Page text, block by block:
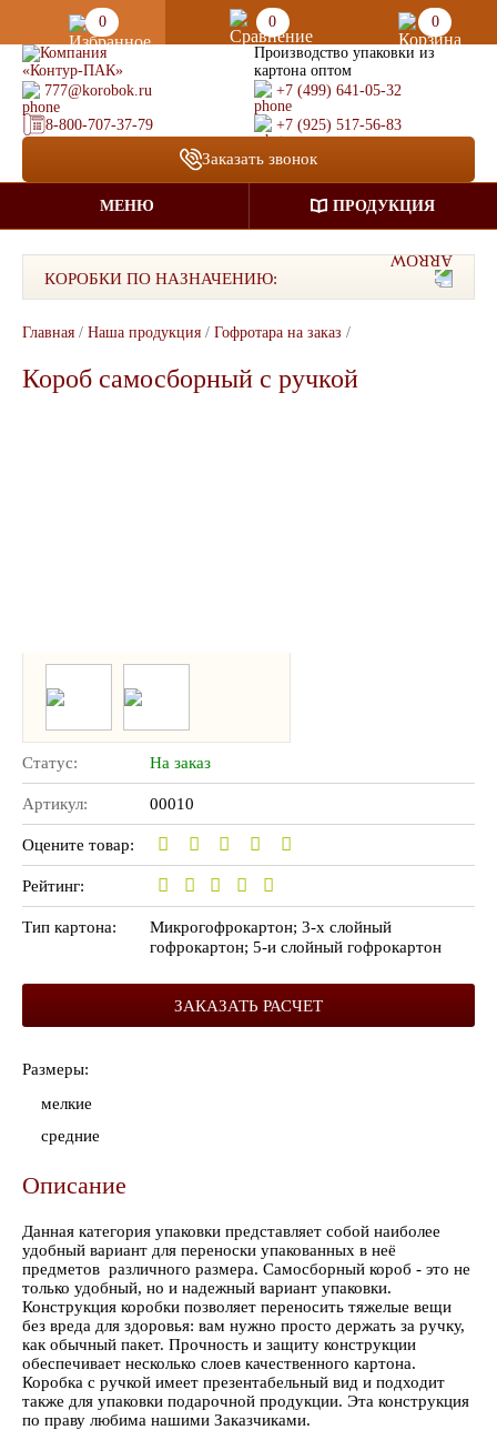
0 0
0
Производство упаковки из
картона оптом
777@korobok.ru
+7 (499) 641-05-32
8-800-707-37-79 +7 (925) 517-56-83
Заказать звонок
МЕНЮ ПРОДУКЦИЯ
КОРОБКИ ПО НАЗНАЧЕНИЮ:
Главная / Наша продукция / Гофротара на заказ /
Короб самосборный с ручкой
Статус: На заказ
Артикул: 00010
Оцените товар:
Рейтинг:
Тип картона:
Микрогофрокартон; 3-х слойный
гофрокартон; 5-и слойный гофрокартон
ЗАКАЗАТЬ РАСЧЕТ
Размеры:
мелкие
средние
Описание
Данная категория упаковки представляет собой наиболее
удобный вариант для переноски упакованных в неё
предметов различного размера. Самосборный короб - это не
только удобный, но и надежный вариант упаковки.
Конструкция коробки позволяет переносить тяжелые вещи
без вреда для здоровья: вам нужно просто держать за ручку,
как обычный пакет. Прочность и защиту конструкции
обеспечивает несколько слоев качественного картона.
Коробка с ручкой имеет презентабельный вид и подходит
также для упаковки подарочной продукции. Эта конструкция
по праву любима нашими Заказчиками.